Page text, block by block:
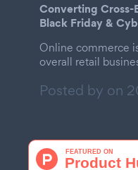
Converting Cross-
Black Friday &
Online commerce
overall retail
Posted by on